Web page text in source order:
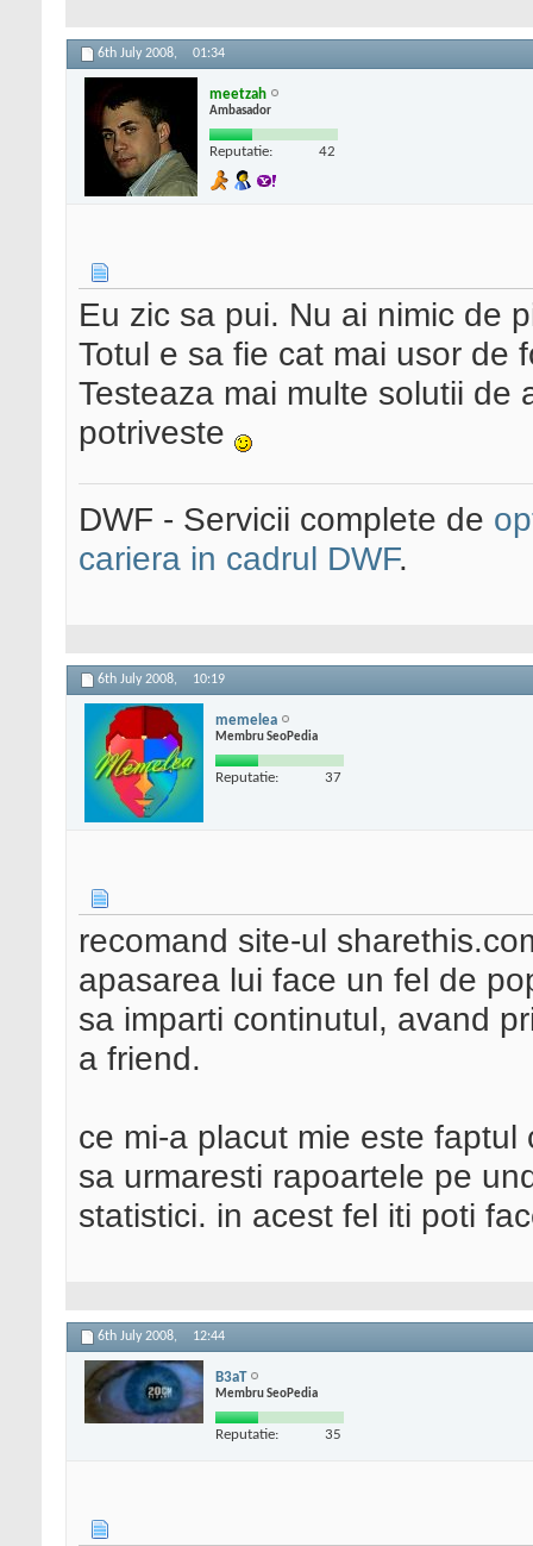
6th July 2008, 01:34
meetzah
Ambasador
Reputatie: 42
Eu zic sa pui. Nu ai nimic de
Totul e sa fie cat mai usor de
Testeaza mai multe solutii de
potriveste
DWF - Servicii complete de
cariera in cadrul DWF.
6th July 2008, 10:19
memelea
Membru SeoPedia
Reputatie: 37
recomand site-ul
apasarea lui face un fel de
sa imparti continutul, avand
a friend.
ce mi-a placut mie este
sa urmaresti rapoartele pe
statistici. in acest fel iti poti
6th July 2008, 12:44
B3aT
Membru SeoPedia
Reputatie: 35